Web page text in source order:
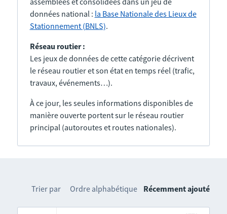
données national : la Base Nationale des Lieux de
Stationnement (BNLS).
Réseau routier :
Les jeux de données de cette catégorie décrivent
le réseau routier et son état en temps réel (trafic,
travaux, événements…).
À ce jour, les seules informations disponibles de
manière ouverte portent sur le réseau routier
principal (autoroutes et routes nationales).
Trier par Ordre alphabétique Récemment ajouté